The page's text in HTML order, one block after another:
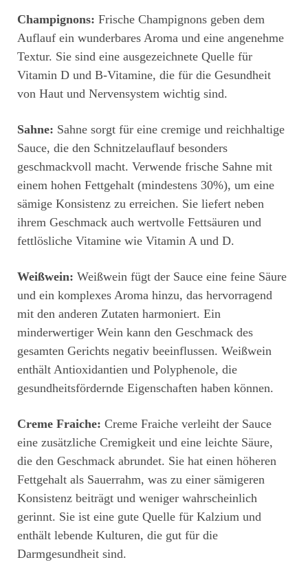
Champignons: Frische Champignons geben dem
Auflauf ein wunderbares Aroma und eine angenehme
Textur. Sie sind eine ausgezeichnete Quelle für
Vitamin D und B-Vitamine, die für die Gesundheit
von Haut und Nervensystem wichtig sind.
Sahne: Sahne sorgt für eine cremige und reichhaltige
Sauce, die den Schnitzelauflauf besonders
geschmackvoll macht. Verwende frische Sahne mit
einem hohen Fettgehalt (mindestens 30%), um eine
sämige Konsistenz zu erreichen. Sie liefert neben
ihrem Geschmack auch wertvolle Fettsäuren und
fettlösliche Vitamine wie Vitamin A und D.
Weißwein: Weißwein fügt der Sauce eine feine Säure
und ein komplexes Aroma hinzu, das hervorragend
mit den anderen Zutaten harmoniert. Ein
minderwertiger Wein kann den Geschmack des
gesamten Gerichts negativ beeinflussen. Weißwein
enthält Antioxidantien und Polyphenole, die
gesundheitsfördernde Eigenschaften haben können.
Creme Fraiche: Creme Fraiche verleiht der Sauce
eine zusätzliche Cremigkeit und eine leichte Säure,
die den Geschmack abrundet. Sie hat einen höheren
Fettgehalt als Sauerrahm, was zu einer sämigeren
Konsistenz beiträgt und weniger wahrscheinlich
gerinnt. Sie ist eine gute Quelle für Kalzium und
enthält lebende Kulturen, die gut für die
Darmgesundheit sind.